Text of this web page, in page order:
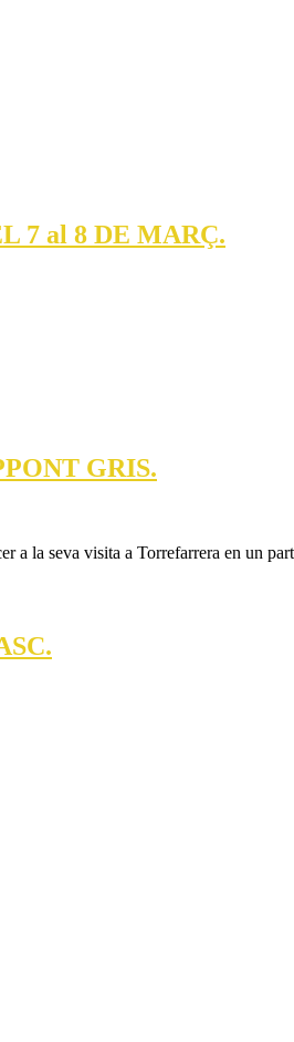
7 al 8 DE MARÇ.
DE
GRIS.
CB
a la seva visita a Torrefarrera en un